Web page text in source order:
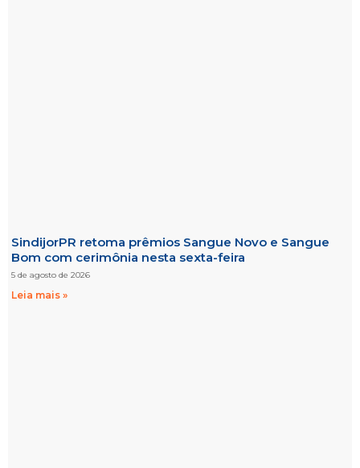
SindijorPR retoma prêmios Sangue Novo e Sangue
Bom com cerimônia nesta sexta-feira
5 de agosto de 2026
Leia mais »